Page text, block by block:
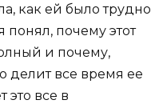
как ей было трудно
понял, почему этот
и почему,
делит все время ее
это все в